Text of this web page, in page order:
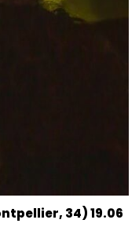
34) 19.06